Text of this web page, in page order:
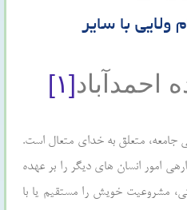
ولایی با سایر
احمدآباد[۱]
جامعه، متعلق به خداي متعال است.
امور انسان هاي ديگر را بر عهده
مشروعيت خويش را مستقيم يا با